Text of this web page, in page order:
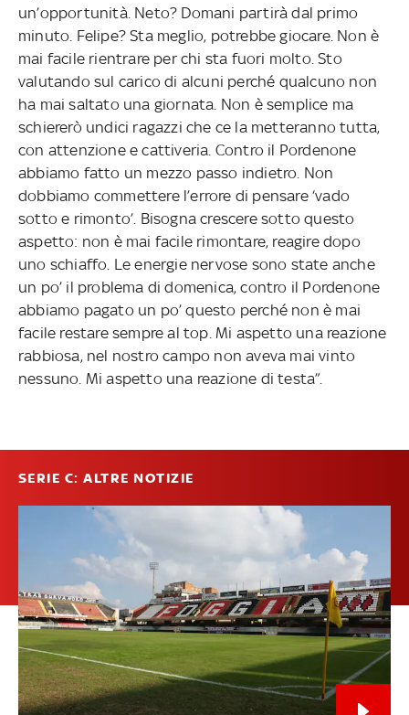
un’opportunità. Neto? Domani partirà dal primo
minuto. Felipe? Sta meglio, potrebbe giocare. Non è
mai facile rientrare per chi sta fuori molto. Sto
valutando sul carico di alcuni perché qualcuno non
ha mai saltato una giornata. Non è semplice ma
schiererò undici ragazzi che ce la metteranno tutta,
con attenzione e cattiveria. Contro il Pordenone
abbiamo fatto un mezzo passo indietro. Non
dobbiamo commettere l’errore di pensare ‘vado
sotto e rimonto’. Bisogna crescere sotto questo
aspetto: non è mai facile rimontare, reagire dopo
uno schiaffo. Le energie nervose sono state anche
un po’ il problema di domenica, contro il Pordenone
abbiamo pagato un po’ questo perché non è mai
facile restare sempre al top. Mi aspetto una reazione
rabbiosa, nel nostro campo non aveva mai vinto
nessuno. Mi aspetto una reazione di testa”.
SERIE C: ALTRE NOTIZIE